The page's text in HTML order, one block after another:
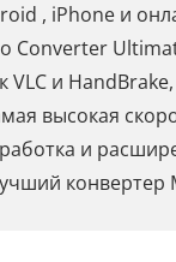
, iPhone и
Converter
VLC и
высокая
и
конвертер